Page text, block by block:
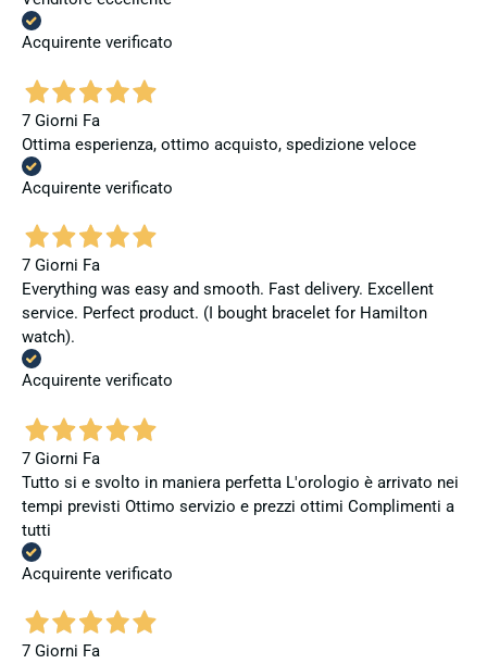
Acquirente verificato
7 Giorni Fa
Ottima esperienza, ottimo acquisto, spedizione veloce
Acquirente verificato
7 Giorni Fa
Everything was easy and smooth. Fast delivery. Excellent
service. Perfect product. (I bought bracelet for Hamilton
watch).
Acquirente verificato
7 Giorni Fa
Tutto si e svolto in maniera perfetta L'orologio è arrivato nei
tempi previsti Ottimo servizio e prezzi ottimi Complimenti a
tutti
Acquirente verificato
7 Giorni Fa